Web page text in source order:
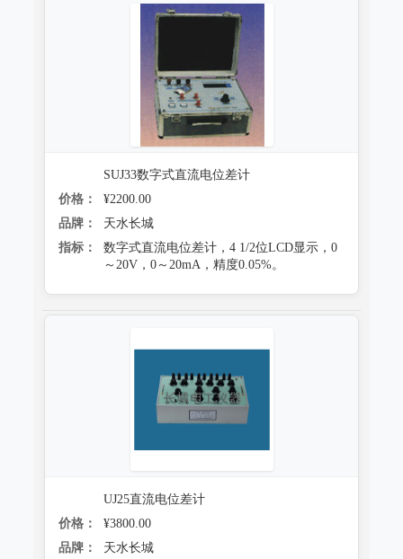
SUJ33数字式直流电位差计
价格：
¥2200.00
品牌：
天水长城
指标：
数字式直流电位差计，4 1/2位LCD显示，0
～20V，0～20mA，精度0.05%。
UJ25直流电位差计
价格：
¥3800.00
品牌：
天水长城